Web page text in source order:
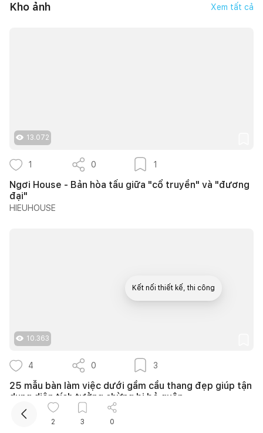
Kho ảnh Xem tất cả
13.072
1 0 1
Ngơi House - Bản hòa tấu giữa "cổ truyền" và "đương
đại"
HIEUHOUSE
10.363
4 0 3
25 mẫu bàn làm việc dưới gầm cầu thang đẹp giúp tận
dụng diện tích tưởng chừng bị bỏ quên
Quân Hoàng
2 3 0
Kết nối thiết kế, thi công